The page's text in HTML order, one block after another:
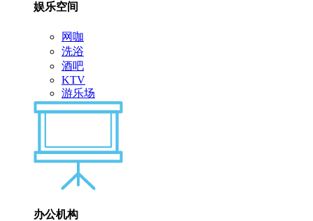
娱乐空间
网咖
洗浴
酒吧
KTV
游乐场
办公机构